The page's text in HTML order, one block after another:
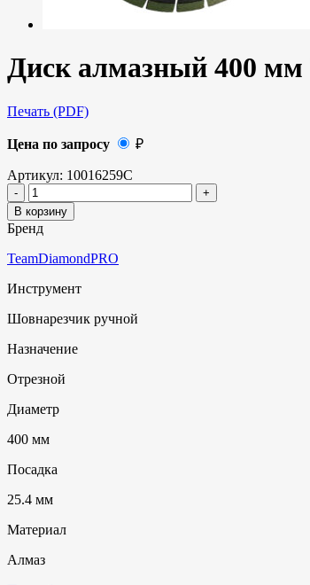
Диск алмазный 400 мм
Печать (PDF)
Цена по запросу ₽
Артикул: 10016259C
В корзину
Бренд
TeamDiamondPRO
Инструмент
Шовнарезчик ручной
Назначение
Отрезной
Диаметр
400 мм
Посадка
25.4 мм
Материал
Алмаз